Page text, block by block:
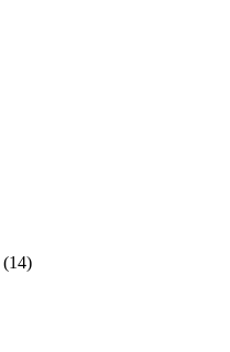
(14)